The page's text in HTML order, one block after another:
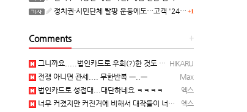
+1
정치권·시민단체 탈팡 운동에도…고객 '2470만명' 원상 회복, "고물가에 돌팡"
+
Comments
HIKARU
그니까요.....법인카드로 우회(?)한 것도 아니고, 대놓고...ㅋ ㅋ)
Max
전쟁 아니면 관세.... 무한반복 ㅡ..ㅡ
엑스
법인카드로 성접대...대단하네요 ㅋㅋㅋㅋ
엑스
너무 커졌지만 커진거에 비해서 대작들이 너무 줄었죠.........